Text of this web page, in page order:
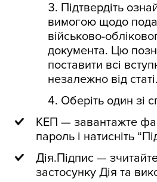
Підтвердіть
вимогою щодо
військово-
документа. Цю
поставити всі
незалежно від статі.
Оберіть один зі
КЕП — завантажте
пароль і натисніть
Дія.Підпис —
застосунку Дія та